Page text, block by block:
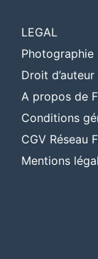
LEGAL
Photographie
Droit
A propos de
Conditions
CGV Réseau
Mentions